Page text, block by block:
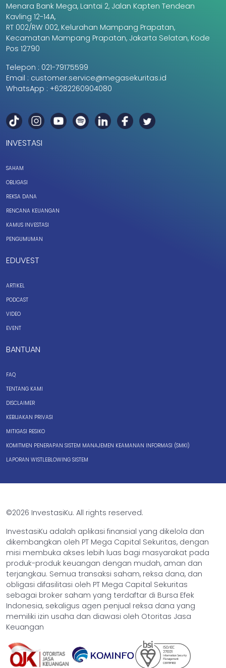
Menara Bank Mega, Lantai 2, Jalan Kapten Tendean
Kavling 12-14A,
RT 002/RW 002, Kelurahan Mampang Prapatan,
Kecamatan Mampang Prapatan, Jakarta Selatan, Kode
Pos 12790
Telepon : 021-79175599
Email : customer.service@megasekuritas.id
WhatsApp : +6282260904080
INVESTASI
SAHAM
OBLIGASI
REKSA DANA
RENCANA KEUANGAN
KAMUS INVESTASI
PENGUMUMAN
EDUVEST
ARTIKEL
PODCAST
VIDEO
EVENT
BANTUAN
FAQ
TENTANG KAMI
DISCLAIMER
KEBIJAKAN PRIVASI
MITIGASI RESIKO
KOMITMEN PENERAPAN SISTEM MANAJEMEN KEAMANAN INFORMASI (SMKI)
LAPORAN WISTLEBLOWING SISTEM
©2026 InvestasiKu. All rights reserved.
InvestasiKu adalah aplikasi finansial yang dikelola dan
dikembangkan oleh PT Mega Capital Sekuritas, dengan
misi membuka akses lebih luas bagi masyarakat pada
produk-produk keuangan dengan mudah, aman dan
terjangkau. Semua transaksi saham, reksa dana, dan
obligasi difasilitasi oleh PT Mega Capital Sekuritas
sebagai broker saham yang terdaftar di Bursa Efek
Indonesia, sekaligus agen penjual reksa dana yang
memiliki izin usaha dan diawasi oleh Otoritas Jasa
Keuangan